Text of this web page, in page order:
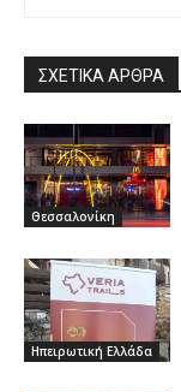
ΣΧΕΤΙΚΑ ΑΡΘΡΑ
Θεσσαλονίκη
Ηπειρωτική Ελλάδα